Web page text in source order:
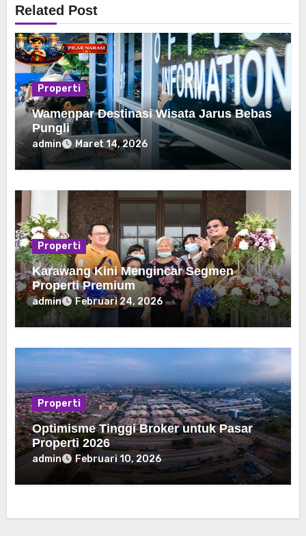
Related Post
Properti
Wamenpar Destinasi Wisata Jarus Bebas
Pungli
admin Maret 14, 2026
Properti
Karawang Kini Mengincar Segmen
Properti Premium
admin Februari 24, 2026
Properti
Optimisme Tinggi Broker untuk Pasar
Properti 2026
admin Februari 10, 2026